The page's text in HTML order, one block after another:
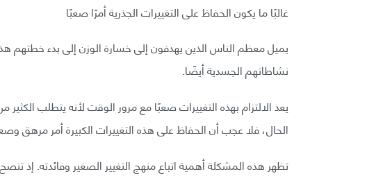
غالبًا ما يكون الحفاظ على التغييرات الجذرية أمرًا صعبًا
يميل معظم الناس الذين يهدفون إلى خسارة الوزن إلى بدء خطتهم هذه
نشاطاتهم الجسدية أيضًا.
يعد الالتزام بهذه التغييرات صعبًا مع مرور الوقت لأنه يتطلب الكثير
الحال، فلا عجب أن الحفاظ على هذه التغييرات الكبيرة أمر مرهق
تظهر هذه المشكلة أهمية اتباع منهج التغيير الصغير وفائدته. إذ